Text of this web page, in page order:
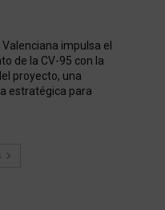
Valenciana impulsa el
de la CV-95 con la
proyecto, una
estratégica para